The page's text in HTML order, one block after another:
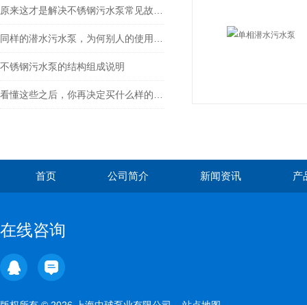
不锈钢污水泵的结构组成说明
首页 公司简介 新闻资讯 产
在线咨询